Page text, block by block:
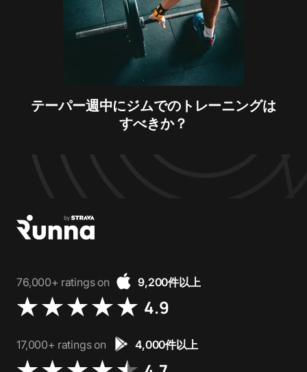
テーパー週中にジムでのトレーニングは
すべきか？
76,000+ ratings on 9,200件以上
4.9
17,000+ ratings on 4,000件以上